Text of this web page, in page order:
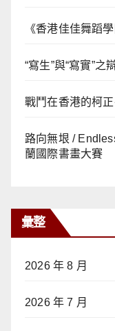
《香港佳佳舞蹈
“寫生”與“寫實”之
戰鬥在香港的柯
路向無垠 /
蘭國際書畫大賽
彙整
2026 年 8 月
2026 年 7 月